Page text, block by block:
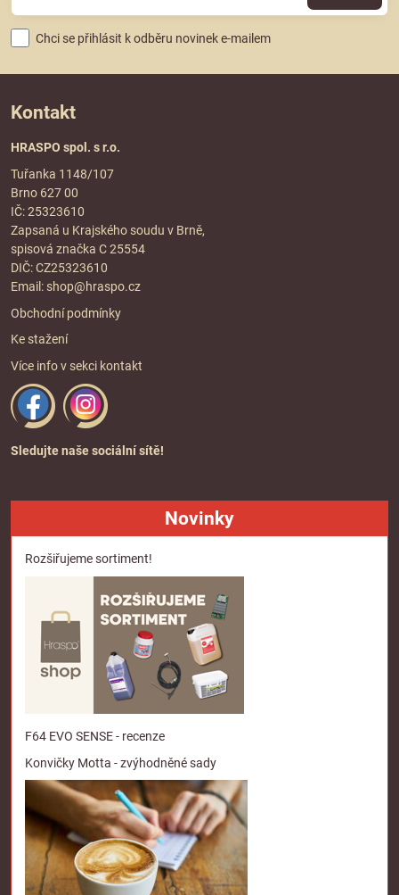
Chci se přihlásit k odběru novinek e-mailem
Kontakt
HRASPO spol. s r.o.
Tuřanka 1148/107
Brno 627 00
IČ: 25323610
Zapsaná u Krajského soudu v Brně,
spisová značka C 25554
DIČ: CZ25323610
Email: shop@hraspo.cz
Obchodní podmínky
Ke stažení
Více info v sekci kontakt
Sledujte naše sociální sítě!
Novinky
Rozšiřujeme sortiment!
F64 EVO SENSE - recenze
Konvičky Motta - zvýhodněné sady